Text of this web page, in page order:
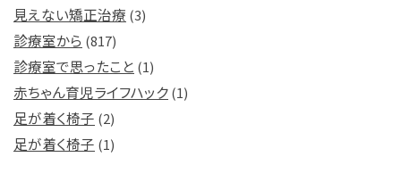
見えない矯正治療 (3)
診療室から (817)
診療室で思ったこと (1)
赤ちゃん育児ライフハック(1)
足が着く椅子 (2)
足が着く椅子 (1)